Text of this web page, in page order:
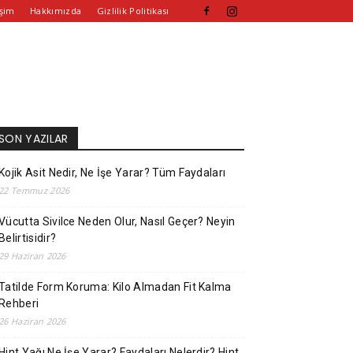
Hakkımızda Gizlilik Politikası
YAZILAR
Kojik Asit Nedir, Ne İşe Yarar? Tüm Faydaları
22 Temmuz 2026
Sivilce Neden Olur, Nasıl Geçer? Neyin
Belirtisidir?
29 Haziran 2026
Form Koruma: Kilo Almadan Fit Kalma
Rehberi
26 Haziran 2026